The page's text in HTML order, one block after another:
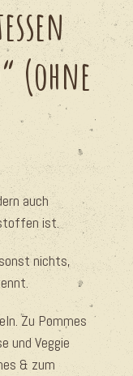
(ohne
auch
ist.
nichts,
Zu Pommes
und Veggie
& zum